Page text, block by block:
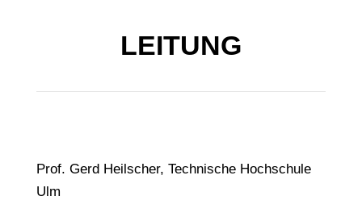
LEITUNG
Prof. Gerd Heilscher, Technische Hochschule
Ulm